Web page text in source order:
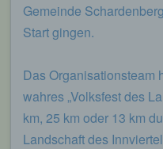
Gemeinde
Start gingen.
Das Organisationsteam
wahres „Volksfest des
km, 25 km oder 13 km
Landschaft des